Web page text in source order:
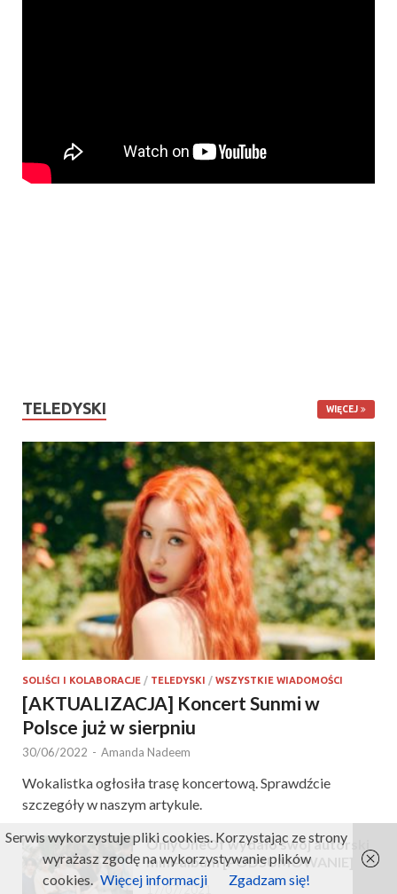
TELEDYSKI WIĘCEJ
SOLIŚCI I KOLABORACJE / TELEDYSKI / WSZYSTKIE WIADOMOŚCI
[AKTUALIZACJA] Koncert Sunmi w
Polsce już w sierpniu
30/06/2022 - Amanda Nadeem
Wokalistka ogłosiła trasę koncertową. Sprawdźcie
szczegóły w naszym artykule.
OnlyOneOf wydało swój autorski
mini-album [PODSUMOWANIE]
17/07/2021
Serwis wykorzystuje pliki cookies. Korzystając ze strony
wyrażasz zgodę na wykorzystywanie plików
cookies. Więcej informacji Zgadzam się!